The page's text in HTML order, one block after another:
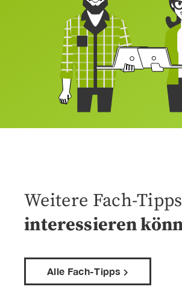
Weitere Fach-
interessieren
Alle Fach-Tipps